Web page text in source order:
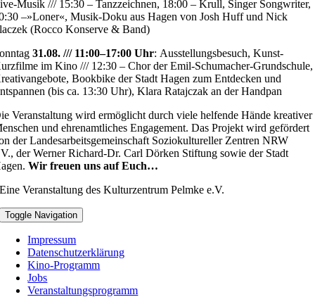
Musik /// 15:30 –Tanzzeichnen, 18:00 –Krull, Singer Songwriter,
–»Loner«, Musik-Doku aus Hagen von Josh Huff und Nick
(Rocco Konserve & Band)
31.08. /// 11:00–17:00 Uhr: Ausstellungsbesuch, Kunst-
im Kino /// 12:30 –Chor der Emil-Schumacher-Grundschule,
Bookbike der Stadt Hagen zum Entdecken und
(bis ca. 13:30 Uhr),Klara Ratajczak an der Handpan
Veranstaltung wird ermöglicht durch viele helfende Hände kreativer
und ehrenamtliches Engagement. Das Projekt wird gefördert
der Landesarbeitsgemeinschaft Soziokultureller Zentren NRW
der Werner Richard-Dr. Carl Dörken Stiftung sowie der Stadt
Wir freuen uns auf Euch…
Eine Veranstaltung des Kulturzentrum Pelmke e.V.
Toggle Navigation
Impressum
Datenschutzerklärung
Kino-Programm
Jobs
Veranstaltungsprogramm